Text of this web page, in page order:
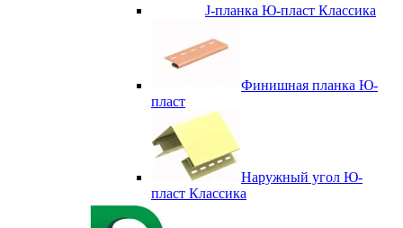
J-планка Ю-пласт Классика
Финишная планка Ю-
пласт
Наружный угол Ю-
пласт Классика